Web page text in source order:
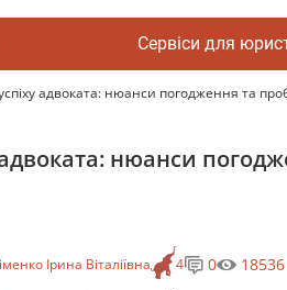
Сервіси для
адвоката: нюанси погодження та
нюанси
Ірина Віталіївна 4 0 18536